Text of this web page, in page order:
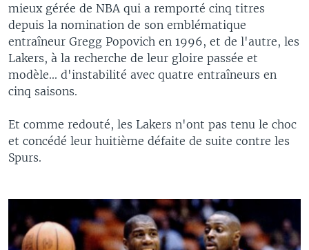
mieux gérée de NBA qui a remporté cinq titres
depuis la nomination de son emblématique
entraîneur Gregg Popovich en 1996, et de l'autre, les
Lakers, à la recherche de leur gloire passée et
modèle... d'instabilité avec quatre entraîneurs en
cinq saisons.
Et comme redouté, les Lakers n'ont pas tenu le choc
et concédé leur huitième défaite de suite contre les
Spurs.